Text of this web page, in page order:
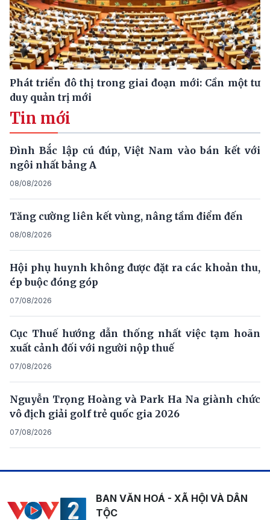
Phát triển đô thị trong giai đoạn mới: Cần một tư
duy quản trị mới
Tin mới
Đình Bắc lập cú đúp, Việt Nam vào bán kết với
ngôi nhất bảng A
08/08/2026
Tăng cường liên kết vùng, nâng tầm điểm đến
08/08/2026
Hội phụ huynh không được đặt ra các khoản thu,
ép buộc đóng góp
07/08/2026
Cục Thuế hướng dẫn thống nhất việc tạm hoãn
xuất cảnh đối với người nộp thuế
07/08/2026
Nguyễn Trọng Hoàng và Park Ha Na giành chức
vô địch giải golf trẻ quốc gia 2026
07/08/2026
BAN VĂN HOÁ - XÃ HỘI VÀ DÂN
TỘC